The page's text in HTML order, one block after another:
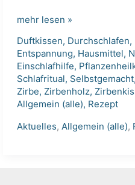
Die
Einschlafhilfe
aus
dem
Wald
–
das
Zirbenkissen
mehr lesen »
Duftkissen, Durchschlafen,
Entspannung, Hausmittel,
Einschlafhilfe,
Schlafritual, Selbstgemacht,
Zirbe, Zirbenholz,
Allgemein (alle), Rezept
Aktuelles, Allgemein (alle),